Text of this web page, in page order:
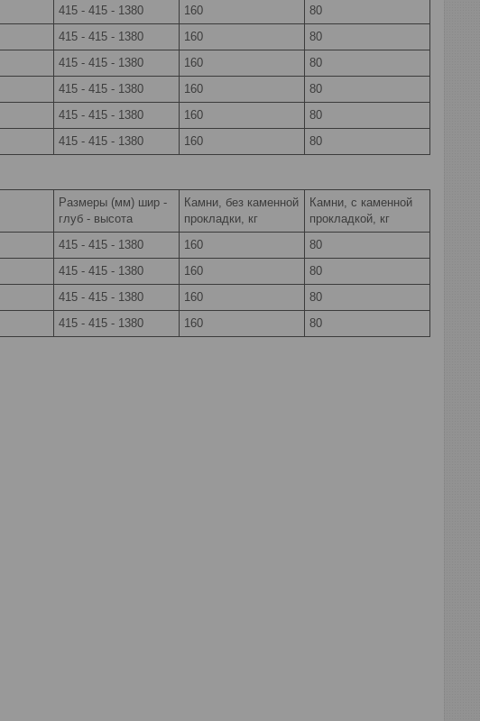
415 - 415 - 1380 160
80
415 - 415 - 1380 160
80
415 - 415 - 1380 160
80
415 - 415 - 1380 160
80
415 - 415 - 1380 160
80
415 - 415 - 1380 160 80
Размеры (мм) шир -
глуб - высота
Камни, без каменной
прокладки, кг
Камни, с каменной
прокладкой, кг
415 - 415 - 1380 160
80
415 - 415 - 1380 160
80
415 - 415 - 1380 160
80
415 - 415 - 1380 160 80